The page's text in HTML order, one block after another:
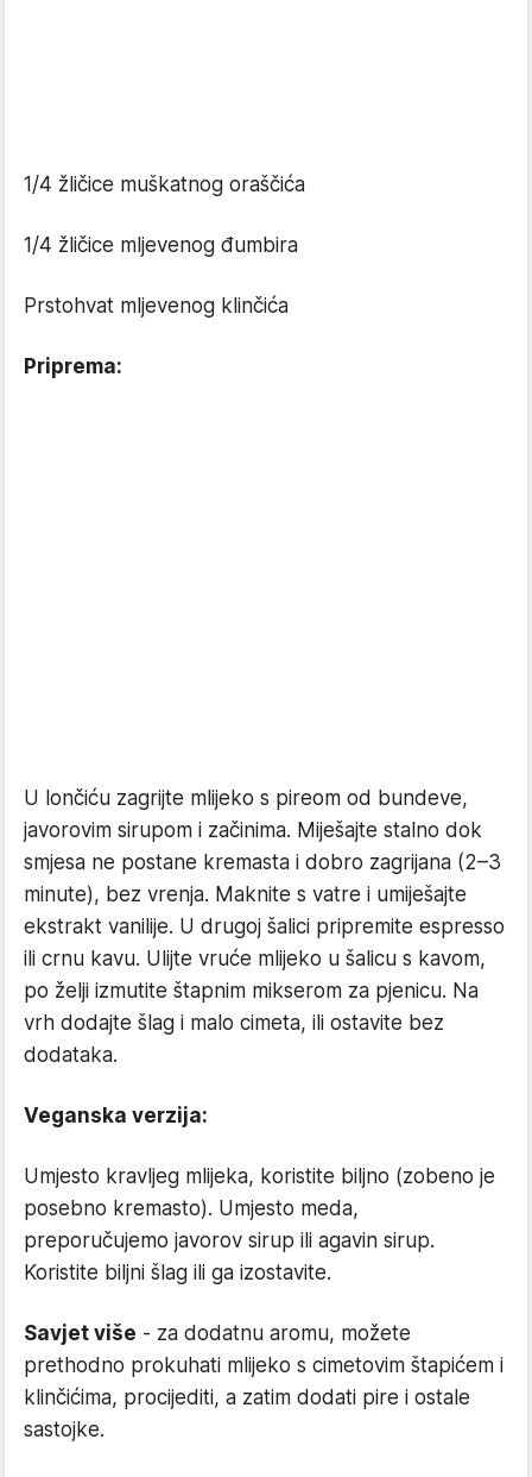
1/4 žličice muškatnog oraščića
1/4 žličice mljevenog đumbira
Prstohvat mljevenog klinčića
Priprema:
U lončiću zagrijte mlijeko s pireom od bundeve,
javorovim sirupom i začinima. Miješajte stalno dok
smjesa ne postane kremasta i dobro zagrijana (2–3
minute), bez vrenja. Maknite s vatre i umiješajte
ekstrakt vanilije. U drugoj šalici pripremite espresso
ili crnu kavu. Ulijte vruće mlijeko u šalicu s kavom,
po želji izmutite štapnim mikserom za pjenicu. Na
vrh dodajte šlag i malo cimeta, ili ostavite bez
dodataka.
Veganska verzija:
Umjesto kravljeg mlijeka, koristite biljno (zobeno je
posebno kremasto). Umjesto meda,
preporučujemo javorov sirup ili agavin sirup.
Koristite biljni šlag ili ga izostavite.
Savjet više - za dodatnu aromu, možete
prethodno prokuhati mlijeko s cimetovim štapićem i
klinčićima, procijediti, a zatim dodati pire i ostale
sastojke.